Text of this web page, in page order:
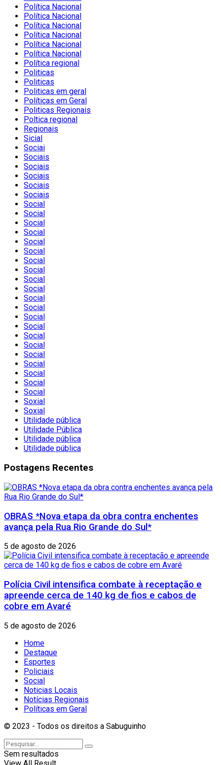
Política Nacional
Política Nacional
Política Nacional
Política Nacional
Política Nacional
Política Nacional
Política regional
Politicas
Politicas
Politicas em geral
Políticas em Geral
Politicas Regionais
Poltica regional
Regionais
Sicial
Sociai
Sociais
Sociais
Sociais
Sociais
Sociais
Social
Social
Social
Social
Social
Social
Social
Social
Social
Social
Social
Social
Social
Social
Social
Social
Social
Social
Social
Social
Social
Soxial
Soxial
Utilidade pública
Utilidade Pública
Utilidade pública
Utilidade pública
Postagens Recentes
OBRAS *Nova etapa da obra contra enchentes
avança pela Rua Rio Grande do Sul*
5 de agosto de 2026
Polícia Civil intensifica combate à receptação e
apreende cerca de 140 kg de fios e cabos de
cobre em Avaré
5 de agosto de 2026
Home
Destaque
Esportes
Policiais
Social
Noticias Locais
Notícias Regionais
Políticas em Geral
© 2023 - Todos os direitos a Sabuguinho
Sem resultados
View All Result